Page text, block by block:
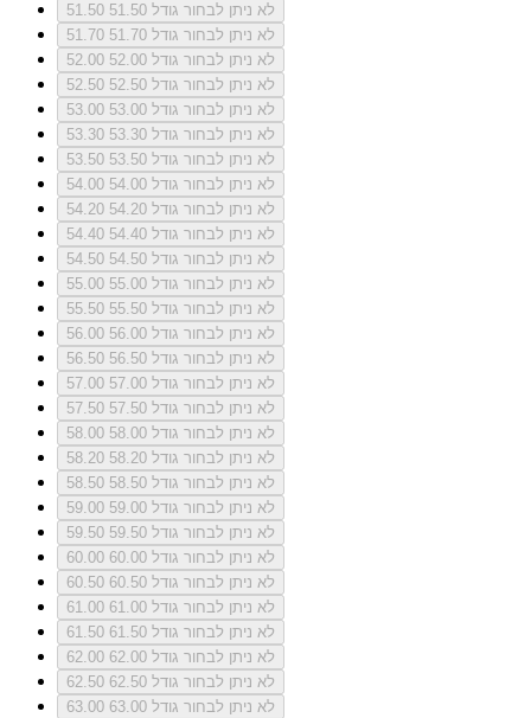
51.50
לא ניתן לבחור גודל 51.50
51.70
לא ניתן לבחור גודל 51.70
52.00
לא ניתן לבחור גודל 52.00
52.50
לא ניתן לבחור גודל 52.50
53.00
לא ניתן לבחור גודל 53.00
53.30
לא ניתן לבחור גודל 53.30
53.50
לא ניתן לבחור גודל 53.50
54.00
לא ניתן לבחור גודל 54.00
54.20
לא ניתן לבחור גודל 54.20
54.40
לא ניתן לבחור גודל 54.40
54.50
לא ניתן לבחור גודל 54.50
55.00
לא ניתן לבחור גודל 55.00
55.50
לא ניתן לבחור גודל 55.50
56.00
לא ניתן לבחור גודל 56.00
56.50
לא ניתן לבחור גודל 56.50
57.00
לא ניתן לבחור גודל 57.00
57.50
לא ניתן לבחור גודל 57.50
58.00
לא ניתן לבחור גודל 58.00
58.20
לא ניתן לבחור גודל 58.20
58.50
לא ניתן לבחור גודל 58.50
59.00
לא ניתן לבחור גודל 59.00
59.50
לא ניתן לבחור גודל 59.50
60.00
לא ניתן לבחור גודל 60.00
60.50
לא ניתן לבחור גודל 60.50
61.00
לא ניתן לבחור גודל 61.00
61.50
לא ניתן לבחור גודל 61.50
62.00
לא ניתן לבחור גודל 62.00
62.50
לא ניתן לבחור גודל 62.50
63.00
לא ניתן לבחור גודל 63.00